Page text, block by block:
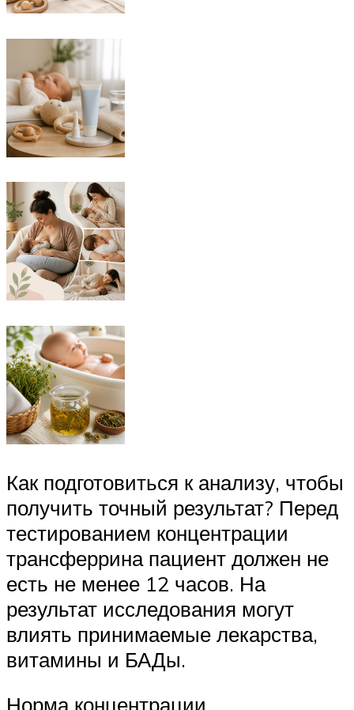
Как подготовиться к анализу, чтобы
получить точный результат? Перед
тестированием концентрации
трансферрина пациент должен не
есть не менее 12 часов. На
результат исследования могут
влиять принимаемые лекарства,
витамины и БАДы.
Норма концентрации